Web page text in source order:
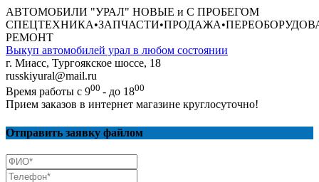
АВТОМОБИЛИ "УРАЛ" НОВЫЕ и С ПРОБЕГОМ
РЕМОНТ
Выкуп автомобилей урал в любом состоянии
г. Миасс, Тургоякское шоссе, 18
russkiyural@mail.ru
Время работы с 900 - до 1800
Прием заказов в интернет магазине круглосуточно!
Отправить заявку файлом